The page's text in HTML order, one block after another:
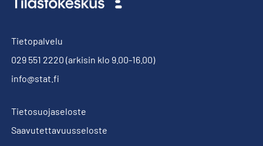
Tietopalvelu
029 551 2220 (arkisin klo 9.00-16.00)
info@stat.fi
Tietosuojaseloste
Saavutettavuusseloste